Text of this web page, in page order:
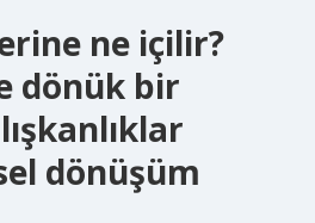
ne içilir?
dönük bir
dönüşüm